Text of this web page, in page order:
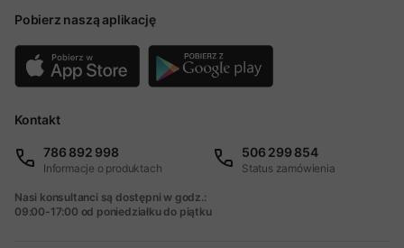
Pobierz naszą aplikację
Kontakt
786 892 998
Informacje o produktach
506 299 854
Status zamówienia
Nasi konsultanci są dostępni w godz.:
09:00-17:00 od poniedziałku do piątku